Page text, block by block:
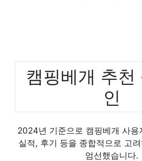
캠핑베개 추천
인
2024년 기준으로 캠핑베개 사용
실적, 후기 등을 종합적으로 고
엄선했습니다.